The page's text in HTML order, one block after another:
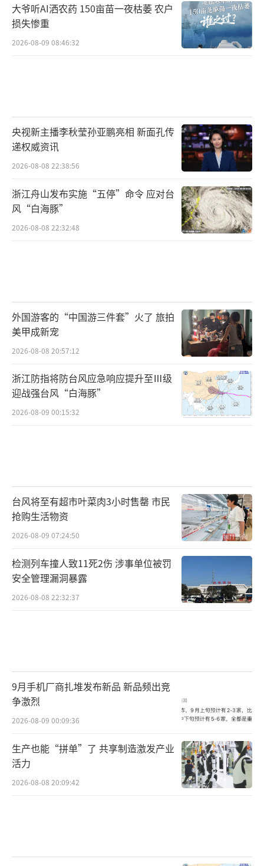
大爷听AI洒农药 150亩苗一夜枯萎 农户
损失惨重
2026-08-09 08:46:32
央视新主播李秋莹孙亚鹏亮相 新面孔传
递权威资讯
2026-08-08 22:38:56
浙江舟山发布实施“五停”命令 应对台
风“白海豚”
2026-08-08 22:32:48
外国游客的“中国游三件套”火了 旅拍
美甲成新宠
2026-08-08 20:57:12
浙江防指将防台风应急响应提升至Ⅲ级
迎战强台风“白海豚”
2026-08-09 00:15:32
台风将至有超市叶菜肉3小时售罄 市民
抢购生活物资
2026-08-09 07:24:50
检测列车撞人致11死2伤 涉事单位被罚
安全管理漏洞暴露
2026-08-08 22:32:37
9月手机厂商扎堆发布新品 新品频出竞
争激烈
2026-08-09 00:09:36
生产也能“拼单”了 共享制造激发产业
活力
2026-08-08 20:09:42